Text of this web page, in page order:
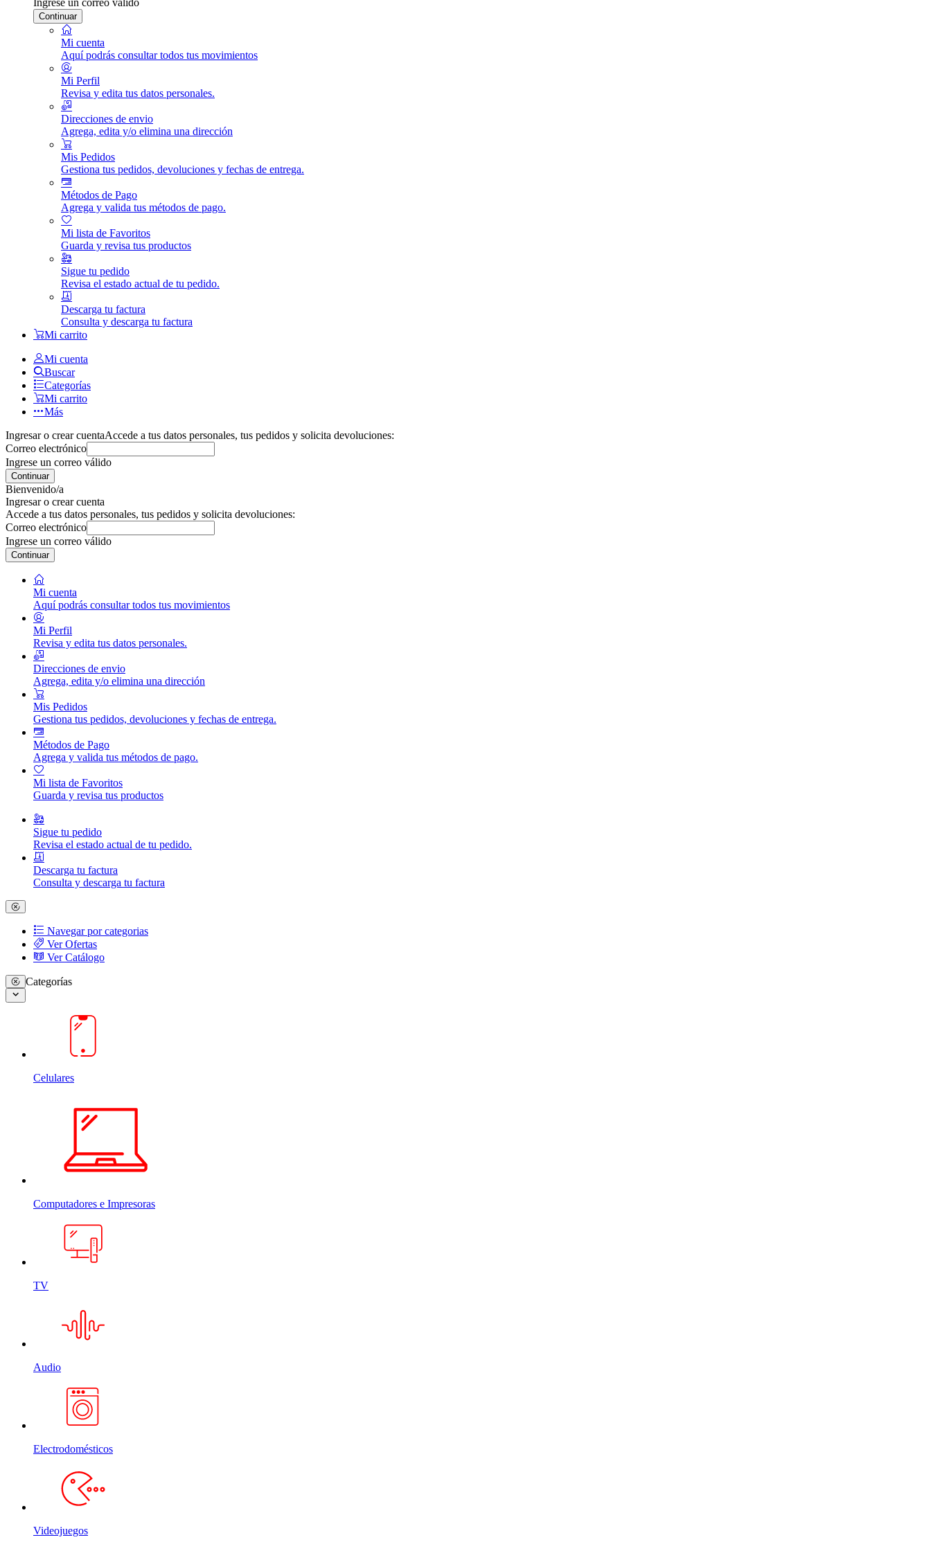
Continuar
Mi cuenta
Aquí podrás consultar todos tus movimientos
Mi Perfil
Revisa y edita tus datos personales.
Direcciones de envio
Agrega, edita y/o elimina una dirección
Mis Pedidos
Gestiona tus pedidos, devoluciones y fechas de entrega.
Métodos de Pago
Agrega y valida tus métodos de pago.
Mi lista de Favoritos
Guarda y revisa tus productos
Sigue tu pedido
Revisa el estado actual de tu pedido.
Descarga tu factura
Consulta y descarga tu factura
Mi carrito
Mi cuenta
Buscar
Categorías
Mi carrito
Más
Ingresar o crear cuentaAccede a tus datos personales, tus pedidos y solicita devoluciones:
Correo electrónico
Ingrese un correo válido
Continuar
Bienvenido/a
Ingresar o crear cuenta
Accede a tus datos personales, tus pedidos y solicita devoluciones:
Correo electrónico
Ingrese un correo válido
Continuar
Mi cuenta
Aquí podrás consultar todos tus movimientos
Mi Perfil
Revisa y edita tus datos personales.
Direcciones de envio
Agrega, edita y/o elimina una dirección
Mis Pedidos
Gestiona tus pedidos, devoluciones y fechas de entrega.
Métodos de Pago
Agrega y valida tus métodos de pago.
Mi lista de Favoritos
Guarda y revisa tus productos
Sigue tu pedido
Revisa el estado actual de tu pedido.
Descarga tu factura
Consulta y descarga tu factura
Navegar por categorias
Ver Ofertas
Ver Catálogo
Categorías
Celulares
Computadores e Impresoras
TV
Audio
Electrodomésticos
Videojuegos